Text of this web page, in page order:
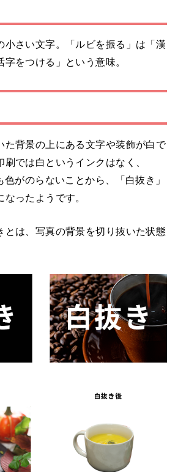
小さい文字。「ルビを振る」は「漢
をつける」という意味。
た背景の上にある文字や装飾が白で
では白というインクはなく、
がのらないことから、「白抜き」
ったようです。
とは、写真の背景を切り抜いた状態